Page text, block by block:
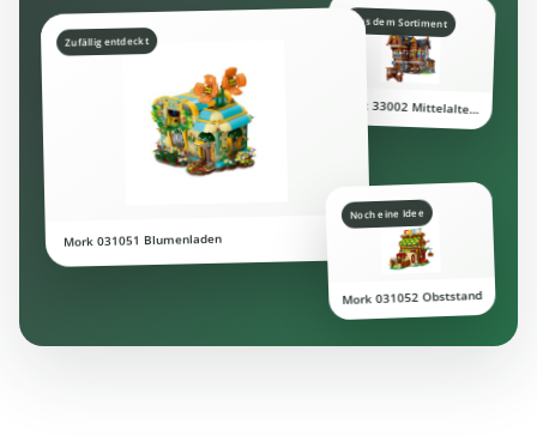
Zufällig entdeckt
Mork 031051 Blumenladen
Aus dem Sortiment
Mork 33002 Mittelalterliche Taverne
Noch eine Idee
Mork 031052 Obststand